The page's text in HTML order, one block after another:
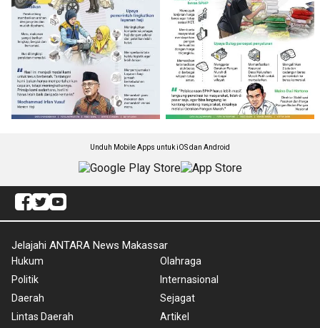
Unduh Mobile Apps untuk iOS dan Android
Jelajahi ANTARA News Makassar
Hukum
Politik
Daerah
Lintas Daerah
Olahraga
Internasional
Sejagat
Artikel